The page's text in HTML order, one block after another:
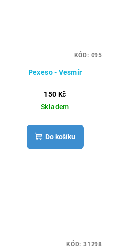
Pexeso - Vesmír
150 Kč
Skladem
Do košíku
KÓD: 095
KÓD: 31298